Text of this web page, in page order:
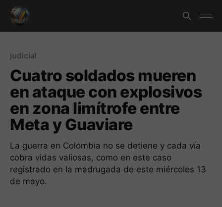
judicial
Cuatro soldados mueren
en ataque con explosivos
en zona limítrofe entre
Meta y Guaviare
La guerra en Colombia no se detiene y cada vía
cobra vidas valiosas, como en este caso
registrado en la madrugada de este miércoles 13
de mayo.